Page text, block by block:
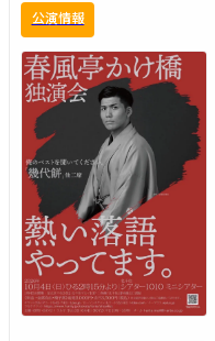
公演情報